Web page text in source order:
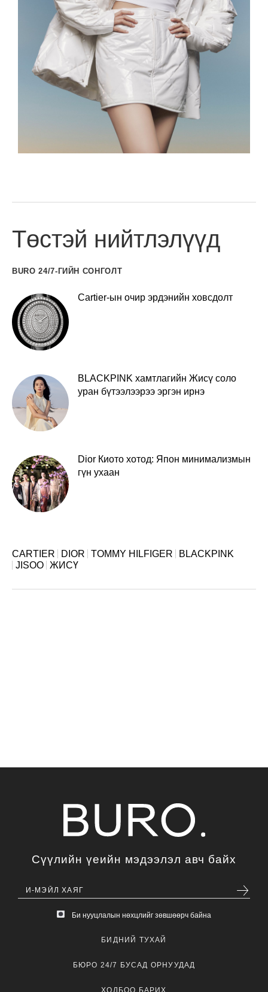
Төстэй нийтлэлүүд
BURO 24/7-ГИЙН СОНГОЛТ
Cartier-ын очир эрдэнийн ховсдолт
BLACKPINK хамтлагийн Жисү соло
уран бүтээлээрээ эргэн ирнэ
Dior Киото хотод: Япон минимализмын
гүн ухаан
CARTIER DIOR TOMMY HILFIGER
BLACKPINK
JISOO ЖИСҮ
Сүүлийн үеийн мэдээлэл авч байх
Би нууцлалын нөхцлийг зөвшөөрч байна
БИДНИЙ ТУХАЙ
БЮРО 24/7 БУСАД ОРНУУДАД
ХОЛБОО БАРИХ